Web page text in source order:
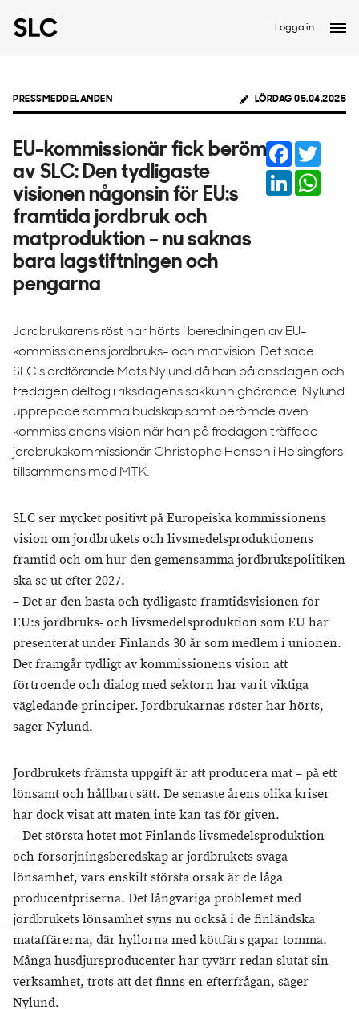
Logga in
PRESSMEDDELANDEN LÖRDAG 05.04.2025
EU-kommissionär fick beröm
av SLC: Den tydligaste
visionen någonsin för EU:s
framtida jordbruk och
matproduktion – nu saknas
bara lagstiftningen och
pengarna
Facebook
LinkedIn
Jordbrukarens röst har hörts i beredningen av EU-
kommissionens jordbruks- och matvision. Det sade
SLC:s ordförande Mats Nylund då han på onsdagen och
fredagen deltog i riksdagens sakkunnighörande. Nylund
upprepade samma budskap samt berömde även
kommissionens vision när han på fredagen träffade
jordbrukskommissionär Christophe Hansen i Helsingfors
tillsammans med MTK.
SLC ser mycket positivt på Europeiska kommissionens
vision om jordbrukets och livsmedelsproduktionens
framtid och om hur den gemensamma jordbrukspolitiken
ska se ut efter 2027.
– Det är den bästa och tydligaste framtidsvisionen för
EU:s jordbruks- och livsmedelsproduktion som EU har
presenterat under Finlands 30 år som medlem i unionen.
Det framgår tydligt av kommissionens vision att
förtroende och dialog med sektorn har varit viktiga
vägledande principer. Jordbrukarnas röster har hörts,
säger Nylund.
Jordbrukets främsta uppgift är att producera mat – på ett
lönsamt och hållbart sätt. De senaste årens olika kriser
har dock visat att maten inte kan tas för given.
– Det största hotet mot Finlands livsmedelsproduktion
och försörjningsberedskap är jordbrukets svaga
lönsamhet, vars enskilt största orsak är de låga
producentpriserna. Det långvariga problemet med
jordbrukets lönsamhet syns nu också i de finländska
mataffärerna, där hyllorna med köttfärs gapar tomma.
Många husdjursproducenter har tyvärr redan slutat sin
verksamhet, trots att det finns en efterfrågan, säger
Nylund.